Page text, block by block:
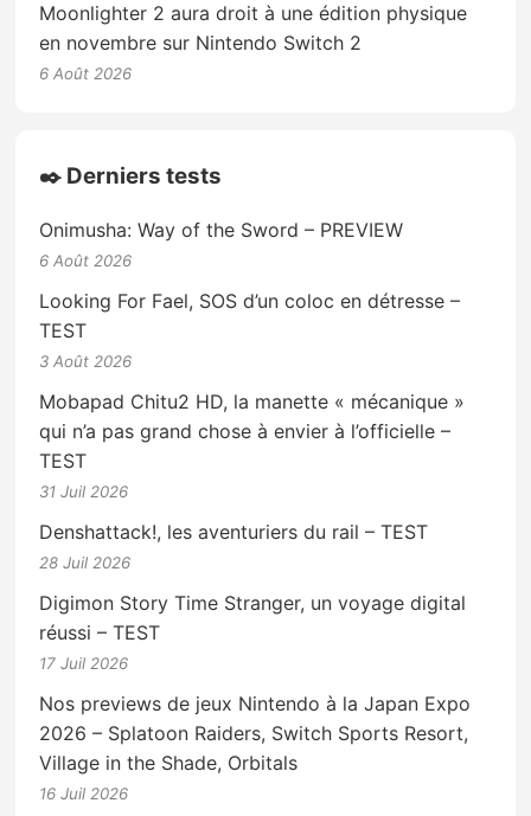
Moonlighter 2 aura droit à une édition physique
en novembre sur Nintendo Switch 2
6 Août 2026
✒️ Derniers tests
Onimusha: Way of the Sword – PREVIEW
6 Août 2026
Looking For Fael, SOS d’un coloc en détresse –
TEST
3 Août 2026
Mobapad Chitu2 HD, la manette « mécanique »
qui n’a pas grand chose à envier à l’officielle –
TEST
31 Juil 2026
Denshattack!, les aventuriers du rail – TEST
28 Juil 2026
Digimon Story Time Stranger, un voyage digital
réussi – TEST
17 Juil 2026
Nos previews de jeux Nintendo à la Japan Expo
2026 – Splatoon Raiders, Switch Sports Resort,
Village in the Shade, Orbitals
16 Juil 2026